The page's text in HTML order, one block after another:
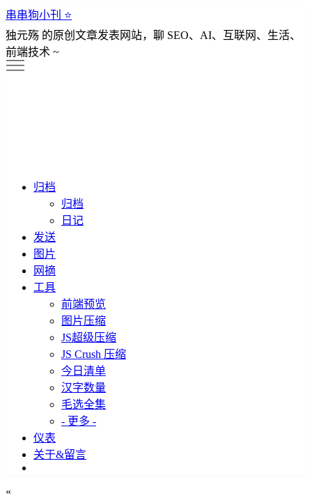
串串狗小刊 ⭐️
独元殇 的原创文章发表网站，聊 SEO、AI、互联网、生活、
前端技术 ~
归档
归档
日记
发送
图片
网摘
工具
前端预览
图片压缩
JS超级压缩
JS Crush 压缩
今日清单
汉字数量
毛选全集
- 更多 -
仪表
关于&留言
«